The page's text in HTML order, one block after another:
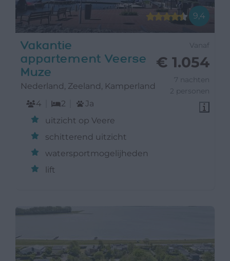
9,4
Vanaf
€ 1.054
7 nachten
2 personen
Vakantie
appartement Veerse
Muze
Nederland, Zeeland, Kamperland
4
2
Ja
uitzicht op Veere
schitterend uitzicht
watersportmogelijheden
lift